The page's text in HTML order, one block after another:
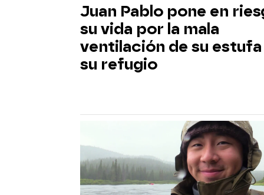
Juan Pablo pone en
su vida por la mala
ventilación de su estufa
su refugio